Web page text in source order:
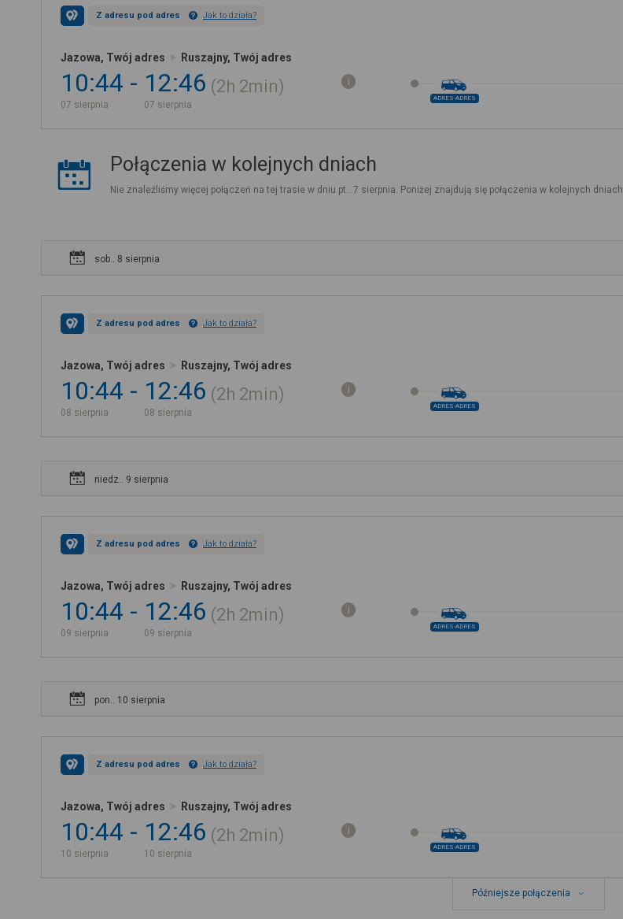
Z adresu pod adres Jak to działa?
Jazowa, Twój adres Ruszajny, Twój adres
10:44
07 sierpnia
12:46
07 sierpnia
2h 2min
ADRES-ADRES
Połączenia w kolejnych dniach
Nie znaleźliśmy więcej połączeń na tej trasie w dniu pt.. 7 sierpnia. Poniżej znajdują się połączenia w kolejnych dniach
sob.. 8 sierpnia
Z adresu pod adres Jak to działa?
Jazowa, Twój adres Ruszajny, Twój adres
10:44
08 sierpnia
12:46
08 sierpnia
2h 2min
ADRES-ADRES
niedz.. 9 sierpnia
Z adresu pod adres Jak to działa?
Jazowa, Twój adres Ruszajny, Twój adres
10:44
09 sierpnia
12:46
09 sierpnia
2h 2min
ADRES-ADRES
pon.. 10 sierpnia
Z adresu pod adres Jak to działa?
Jazowa, Twój adres Ruszajny, Twój adres
10:44
10 sierpnia
12:46
10 sierpnia
2h 2min
ADRES-ADRES
Późniejsze połączenia